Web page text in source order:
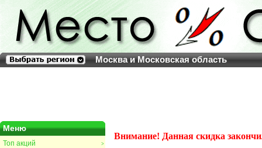
Москва и Московская область
Меню
>
Топ акций
Внимание! Данная скидка